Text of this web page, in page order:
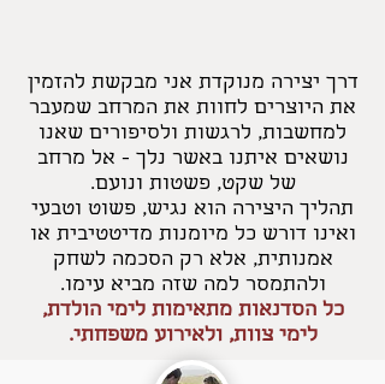
דרך יצירה מנוקדת אני מבקשת להזמין
את היוצרים לחוות את המרחב שמעבר
למחשבות, לרגשות ולסיפורים שאנו
נושאים איתנו באשר נלך - אל מרחב
של שקט, פשטות ונועם.
תהליך היצירה הוא נגיש, פשוט וטבעי
ואינו דורש כל מיומנות מדיטטיבית או
אמנותית, אלא רק הסכמה לשחק
ולהתמסר למה שזה מביא עימו.
כל הסדנאות מתאימות לימי הולדת,
לימי צוות, ולאירוע משפחתי.